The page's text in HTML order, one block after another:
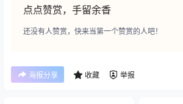
点点赞赏，手留余香
还没有人赞赏，快来当第一个赞赏的人吧！
海报分享 收藏 举报